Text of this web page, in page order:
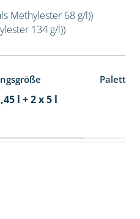
Methylester 68 g/l))
134 g/l))
l + 2 x 5 l